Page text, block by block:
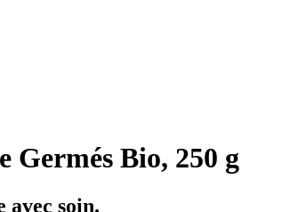
Germés Bio, 250 g
avec soin.